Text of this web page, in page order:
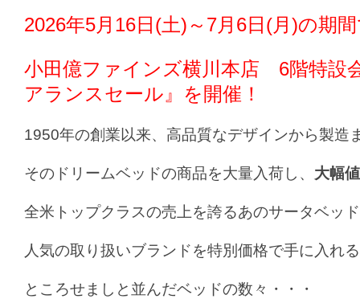
2026年5月16日(土)～7月6日(月)の期
小田億ファインズ横川本店 6階特設
アランスセール』を開催！
1950年の創業以来、高品質なデザインから製造
そのドリームベッドの商品を大量入荷し、 大幅
全米トップクラスの売上を誇るあのサータベッ
人気の取り扱いブランドを特別価格で手に入れ
ところせましと並んだベッドの数々・・・